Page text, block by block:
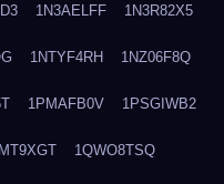
1N3AELFF 1N3R82X5
1NTYF4RH 1NZ06F8Q
1PMAFB0V 1PSGIWB2
1QWO8TSQ